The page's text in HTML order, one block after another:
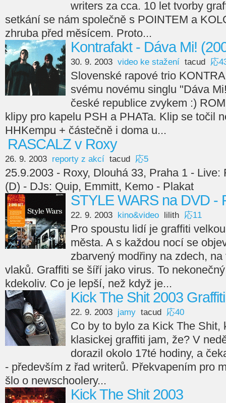
writers za cca. 10 let tvorby
setkání se nám společně s POINTEM a
zhruba před měsícem. Proto...
Kontrafakt - Dáva Mi!
30. 9. 2003 video ke stažení tacud 応
Slovenské rapové trio
svému novému singlu "Dáva
české republice zvykem :)
klipy pro kapelu PSH a PHATa. Klip se točil
HHKempu + částečně i doma u...
RASCALZ v Roxy
26. 9. 2003 reporty z akcí tacud 応5
25.9.2003 - Roxy, Dlouhá 33, Praha 1 -
(D) - DJs: Quip, Emmitt, Kemo - Plakat
STYLE WARS na DVD -
22. 9. 2003 kino&video lilith 応11
Pro spoustu lidí je graffiti
města. A s každou nocí se
zbarvený modřiny na zdech,
vlaků. Graffiti se šíří jako virus. To
kdekoliv. Co je lepší, než když je...
Kick The Shit 2003
22. 9. 2003 jamy tacud 応40
Co by to bylo za Kick The Shit,
klasickej graffiti jam, že? V
dorazil okolo 17té hodiny, a
- především z řad writerů. Překvapením pro
šlo o newschoolery...
Kick The Shit 2003